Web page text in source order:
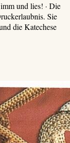
und lies! · Die
Sie
die Katechese